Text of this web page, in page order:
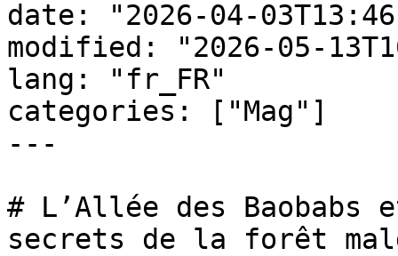
date: "2026-04-
modified: "2026-05-
lang: "fr_FR"
categories: ["Mag"]
---
# L’Allée des
secrets de la forêt